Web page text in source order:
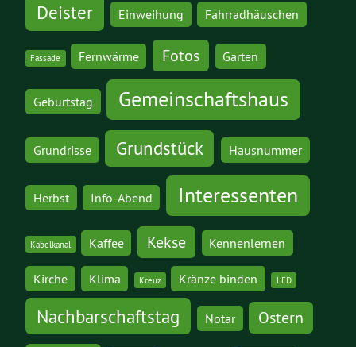
Deister Einweihung Fahrradhäuschen
Fassade Fernwärme Fotos Garten
Geburtstag Gemeinschaftshaus
Grundrisse Grundstück Hausnummer
Herbst Info-Abend Interessenten
Kabelkanal Kaffee Kekse Kennenlernen
Kirche Klima Kreuz Kränze binden LED
Nachbarschaftstag Notar Ostern